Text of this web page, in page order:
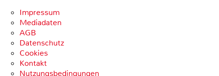
Impressum
Mediadaten
AGB
Datenschutz
Cookies
Kontakt
Nutzungsbedingungen